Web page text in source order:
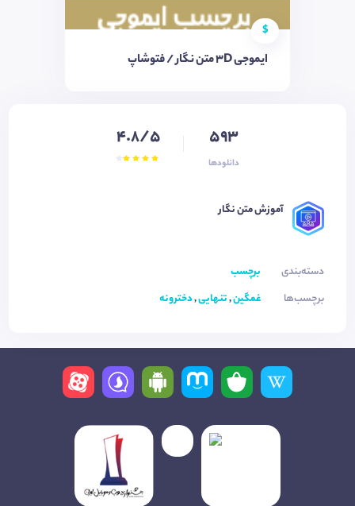
$
ایموجی 3D متن نگار / فتوشاپ
593
دانلودها
4.8/5
آموزش متن نگار
دسته‌بندی
برچسب
برچسب‌ها
غمگین,تنهایی,دخترونه